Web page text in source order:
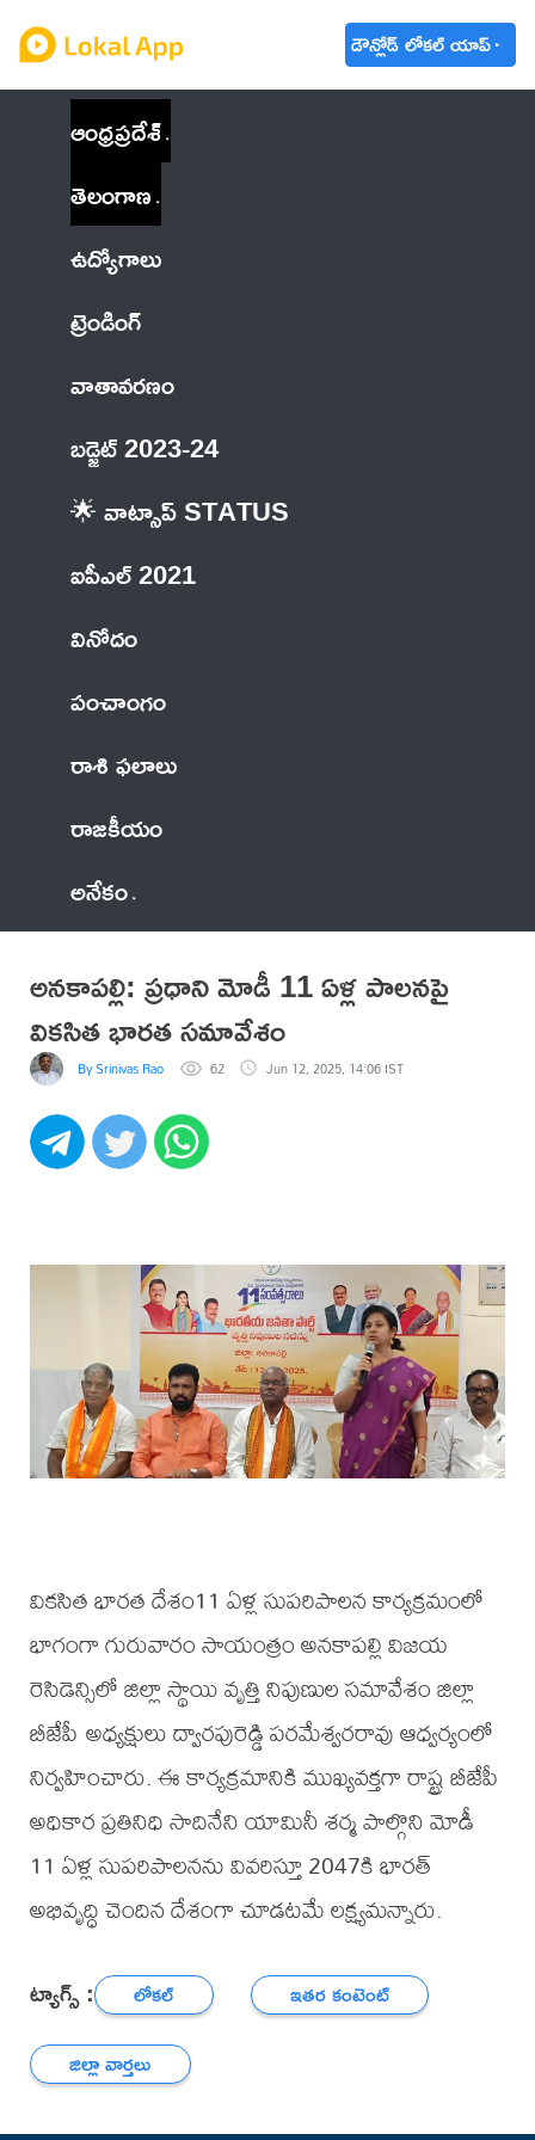
డౌన్లోడ్ లోకల్ యాప్
ఆంధ్రప్రదేశ్
తెలంగాణ
ఉద్యోగాలు
ట్రెండింగ్
వాతావరణం
బడ్జెట్ 2023-24
🌟 వాట్సాప్ STATUS
ఐపీఎల్ 2021
వినోదం
పంచాంగం
రాశి ఫలాలు
రాజకీయం
అనేకం
అనకాపల్లి: ప్రధాని మోడీ 11 ఏళ్ల పాలనపై
వికసిత భారత సమావేశం
By Srinivas Rao 62 Jun 12, 2025, 14:06 IST
వికసిత భారత దేశం11 ఏళ్ల సుపరిపాలన కార్యక్రమంలో
భాగంగా గురువారం సాయంత్రం అనకాపల్లి విజయ
రెసిడెన్సిలో జిల్లా స్థాయి వృత్తి నిపుణుల సమావేశం జిల్లా
బీజేపీ అధ్యక్షులు ద్వారపురెడ్డి పరమేశ్వరరావు ఆధ్వర్యంలో
నిర్వహించారు. ఈ కార్యక్రమానికి ముఖ్యవక్తగా రాష్ట్ర బీజేపీ
అధికార ప్రతినిధి సాదినేని యామినీ శర్మ పాల్గొని మోడీ
11 ఏళ్ల సుపరిపాలనను వివరిస్తూ 2047కి భారత్
అభివృద్ధి చెందిన దేశంగా చూడటమే లక్ష్యమన్నారు.
ట్యాగ్స్ : లోకల్
ఇతర కంటెంట్
జిల్లా వార్తలు